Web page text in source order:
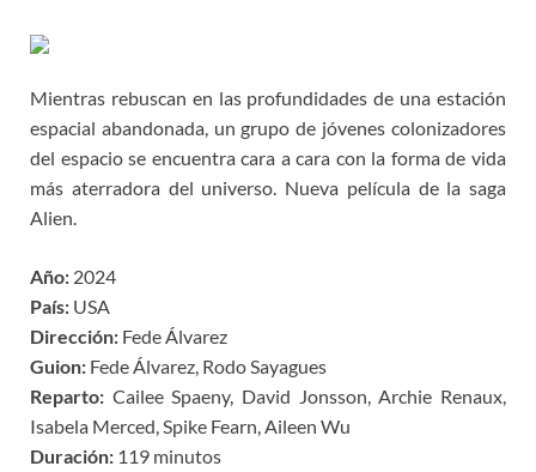
Mientras rebuscan en las profundidades de una estación
espacial abandonada, un grupo de jóvenes colonizadores
del espacio se encuentra cara a cara con la forma de vida
más aterradora del universo. Nueva película de la saga
Alien.
Año: 2024
País: USA
Dirección: Fede Álvarez
Guion: Fede Álvarez, Rodo Sayagues
Reparto: Cailee Spaeny, David Jonsson, Archie Renaux,
Isabela Merced, Spike Fearn, Aileen Wu
Duración: 119 minutos